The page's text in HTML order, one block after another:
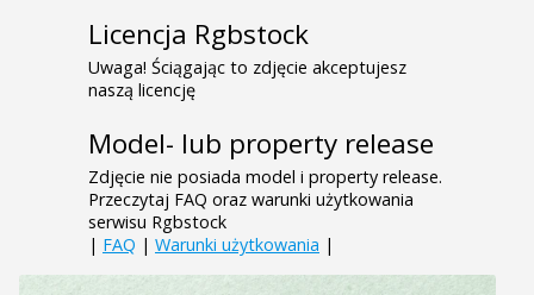
Licencja Rgbstock
Uwaga! Ściągając to zdjęcie akceptujesz
naszą licencję
Model- lub property release
Zdjęcie nie posiada model i property release.
Przeczytaj FAQ oraz warunki użytkowania
serwisu Rgbstock
| FAQ | Warunki użytkowania |